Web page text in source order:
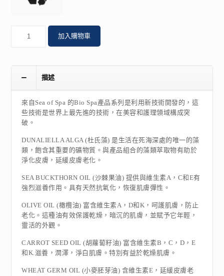
加入購物車
描述
來自Sea of Spa 的Bio Spa產品系列是利用新技術開發的，這
些技術是世界上最先進的技術，在美容和護理領域構成突
破。
DUNALIELLA ALGA (杜氏藻) 是生活在死海深處的唯一的藻
類，飽含其重要的礦物質。與產品組合的藻類萃取物有助於
淨化皮膚，延緩皮膚老化。
SEA BUCKTHORN OIL (沙棘果油) 提供與維生素A，C和E有
強烈滋養作用。具有天然抗氧化，恢復肌膚彈性。
OLIVE OIL (橄欖油) 富含維生素A，D和K，呵護肌膚，防止
老化。這種油有效保護乾燥，暗沉的肌膚，並賦予它年輕，
靈活的外觀。
CARROT SEED OIL (胡蘿蔔籽油) 富含維生素B，C，D，E
和K.滋養，潤澤，淨白肌膚。特別有益於乾燥肌膚。
WHEAT GERM OIL (小麥胚芽油) 含維生素E，延緩皮膚老